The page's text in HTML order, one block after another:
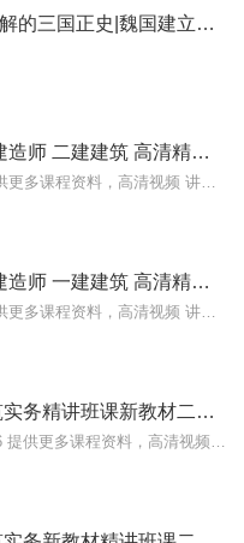
枭雄曹操：揭秘被误解的三国正史|魏国建立过程
魏国安 2025年二级建造师 二建建筑 高清精讲班
魏国安 2025年一级建造师 一建建筑 高清精讲班
魏国安2026二建建筑实务精讲班课新教材二级建造师